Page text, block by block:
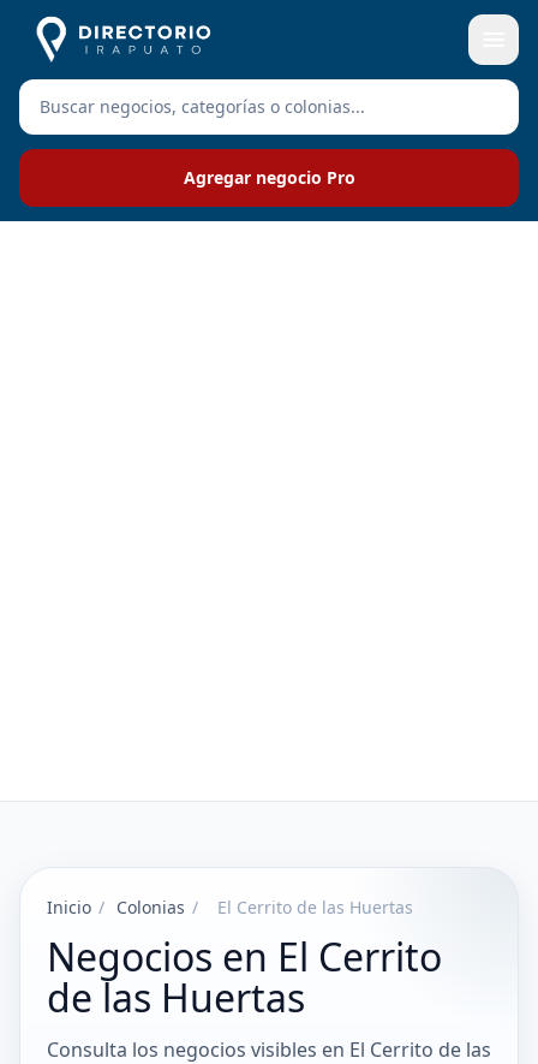
Agregar negocio Pro
Inicio / Colonias / El Cerrito de las Huertas
Negocios en El Cerrito
de las Huertas
Consulta los negocios visibles en El Cerrito de las